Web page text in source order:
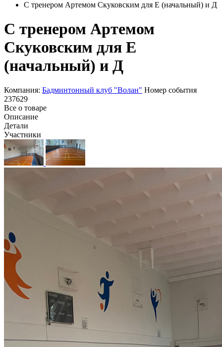
С тренером Артемом Скуковским для Е (начальный) и Д
С тренером Артемом
Скуковским для Е
(начальный) и Д
Компания: Бадминтонный клуб "Волан" Номер события
237629
Все о товаре
Описание
Детали
Участники